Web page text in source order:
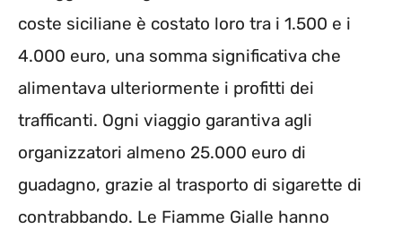
coste siciliane è costato loro tra i 1.500 e i
4.000 euro, una somma significativa che
alimentava ulteriormente i profitti dei
trafficanti. Ogni viaggio garantiva agli
organizzatori almeno 25.000 euro di
guadagno, grazie al trasporto di sigarette di
contrabbando. Le Fiamme Gialle hanno